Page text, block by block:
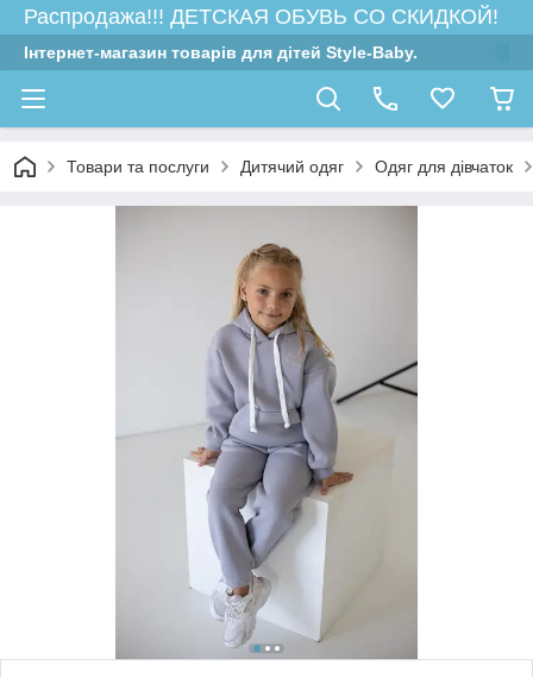
Распродажа!!! ДЕТСКАЯ ОБУВЬ СО СКИДКОЙ!
Інтернет-магазин товарів для дітей Style-Baby.
Товари та послуги Дитячий одяг Одяг для дівчаток